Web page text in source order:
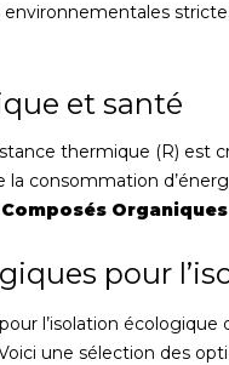
et santé
thermique (R) est
consommation
Composés
pour
l’isolation
une sélection des